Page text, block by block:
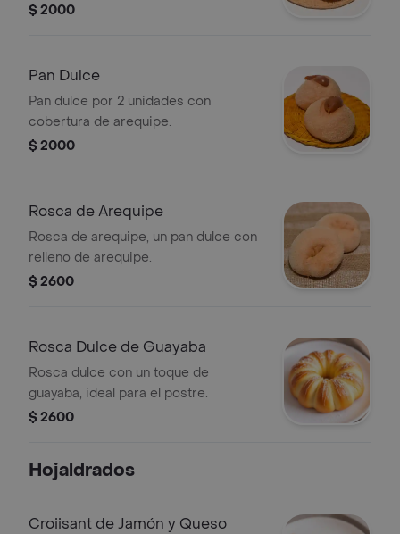
$ 2000
Pan Dulce
Pan dulce por 2 unidades con
cobertura de arequipe.
$ 2000
Rosca de Arequipe
Rosca de arequipe, un pan dulce con
relleno de arequipe.
$ 2600
Rosca Dulce de Guayaba
Rosca dulce con un toque de
guayaba, ideal para el postre.
$ 2600
Hojaldrados
Croiisant de Jamón y Queso